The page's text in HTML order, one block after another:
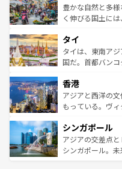
が味
照してほしい。
できる。そして
まで、さまざま
リティに包まれな
覧を参照してほし
豊かな自然と多
く伸びる国土に
急速な発展と共に
ーチミン市のフ
醸し出している
とつ。フォーやバ
ひ現地で味わい
が旅行者を迎え
参照してほしい。
タイ
タイは、東南ア
国だ。首都バン
の活気が交差して
帯で自然と触れ
いビーチでリゾ
激する。気候は一
が待っている。
た文化、そして
香港
アジアと西洋の
もっている。ヴ
み、どこを訪れて
ており、効率よ
うな絶景から文
シンガポール
アジアの交差点
シンガポール。